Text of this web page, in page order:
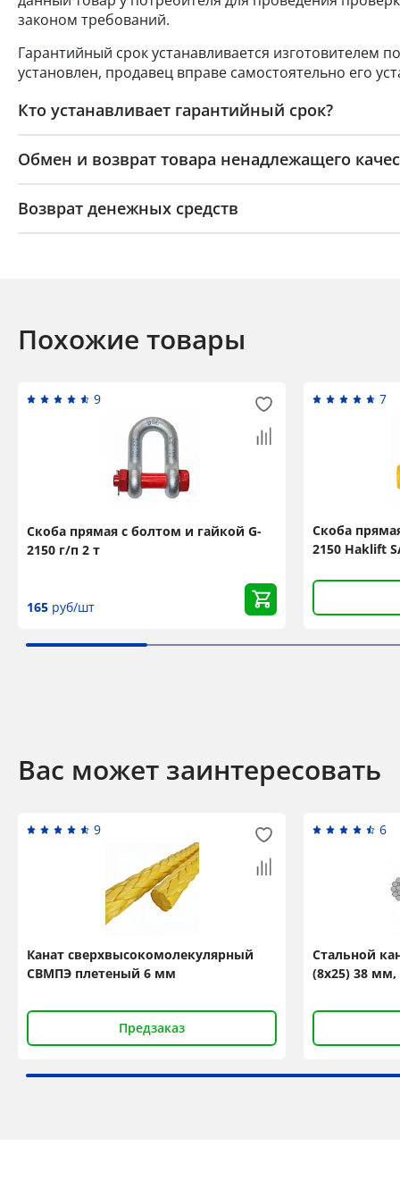
законом требований.
Гарантийный срок устанавливается изготовителем
установлен, продавец вправе самостоятельно его
Кто устанавливает гарантийный срок?
Обмен и возврат товара ненадлежащего
Возврат денежных средств
Похожие товары
9
Скоба прямая с болтом и гайкой G-
2150 г/п 2 т
165 руб/шт
7
Скоба
2150 Haklift
Вас может заинтересовать
9
Канат сверхвысокомолекулярный
СВМПЭ плетеный 6 мм
Предзаказ
6
Стальной
(8x25) 38 мм,